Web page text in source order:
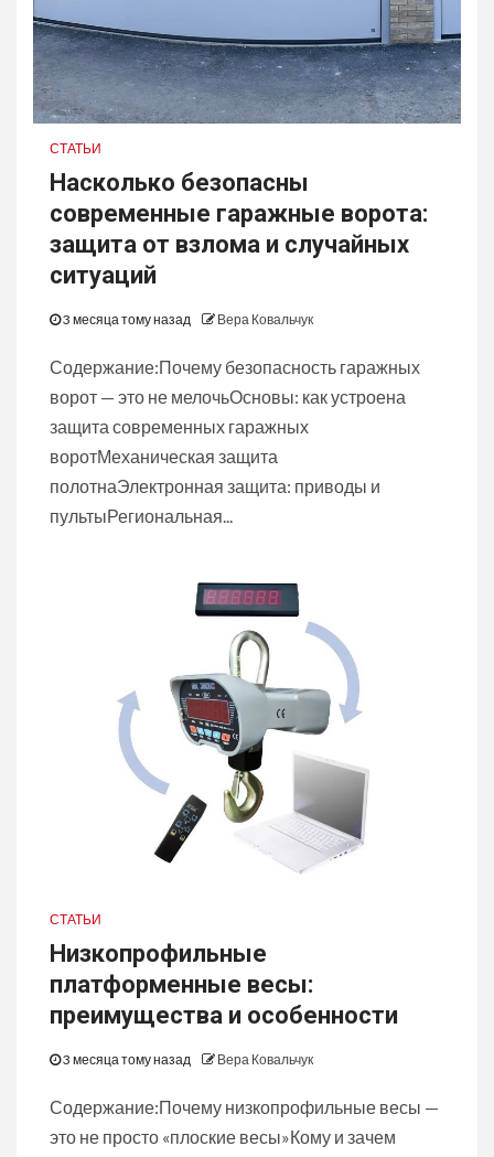
СТАТЬИ
Насколько безопасны
современные гаражные ворота:
защита от взлома и случайных
ситуаций
3 месяца тому назад Вера Ковальчук
Содержание:Почему безопасность гаражных
ворот — это не мелочьОсновы: как устроена
защита современных гаражных
воротМеханическая защита
полотнаЭлектронная защита: приводы и
пультыРегиональная...
СТАТЬИ
Низкопрофильные
платформенные весы:
преимущества и особенности
3 месяца тому назад Вера Ковальчук
Содержание:Почему низкопрофильные весы —
это не просто «плоские весы»Кому и зачем